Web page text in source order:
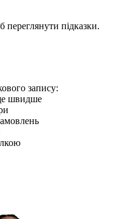
підказки.
запису:
швидше